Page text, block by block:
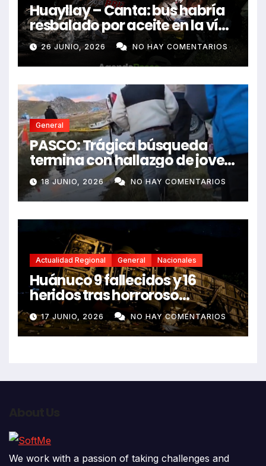
Huayllay – Canta: bus habría
resbalado por aceite en la vía
e impactó auto siniestrado
dejando dos fallecidos
26 JUNIO, 2026 NO HAY COMENTARIOS
General
PASCO: Trágica búsqueda
termina con hallazgo de joven
sin vida en Rancas
18 JUNIO, 2026 NO HAY COMENTARIOS
Actualidad Regional General Nacionales
Huánuco 9 fallecidos y 16
heridos tras horroroso
despiste de bus Real Chancas
que impactó contra vivienda
17 JUNIO, 2026 NO HAY COMENTARIOS
We work with a passion of taking challenges and